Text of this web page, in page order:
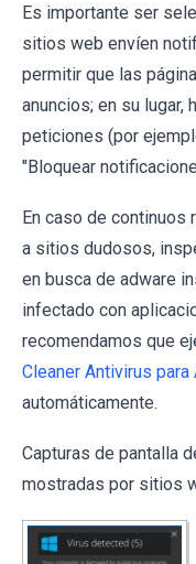
Es importante ser
sitios web envíen
permitir que las
anuncios; en su lugar,
peticiones (por
"Bloquear
En caso de
a sitios dudosos,
en busca de adware
infectado con
recomendamos que
Cleaner Antivirus para
automáticamente.
Capturas de pantalla
mostradas por sitios